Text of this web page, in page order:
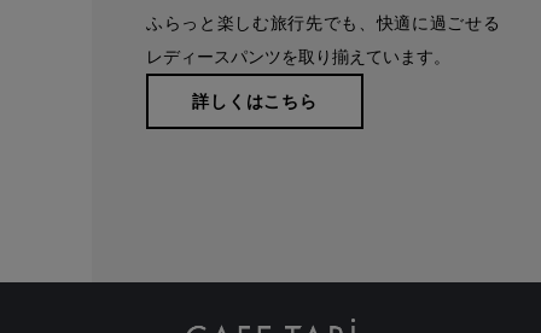
たどり着いたのは上質なストレッチ素材とシルエットから作
られるストレートパンツ。当店のパンツは、年齢にかかわら
ず、女性なら誰もが抱える体型の悩みに寄り添い、 変化し
やすい女性の体形にしっかりフィット、サポート。 長時間
を生産
ふらっと楽しむ旅行先でも、快適に過ごせる
レディースパンツを取り揃えています。
詳しくはこちら